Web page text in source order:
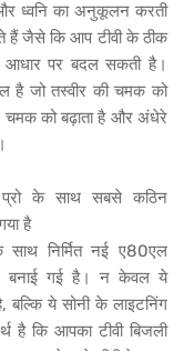
ध्वनि का अनुकूलन करती
हैं जैसे कि आप टीवी के ठीक
पर बदल सकती है।
है जो तस्वीर की चमक को
को बढ़ाता है और अंधेरे
प्रो के साथ सबसे कठिन
है
निर्मित नई ए80एल
गई है। न केवल ये
ये सोनी के लाइटनिंग
है कि आपका टीवी बिजली